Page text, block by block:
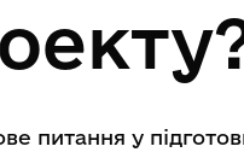
питання у